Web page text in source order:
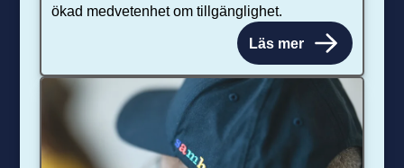
ökad medvetenhet om tillgänglighet.
Läs mer